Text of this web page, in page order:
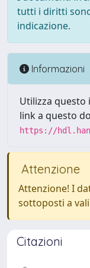
tutti i diritti
indicazione.
Informazioni
Utilizza
link a questo
https://
Attenzione
Attenzione! I
sottoposti a
Citazioni